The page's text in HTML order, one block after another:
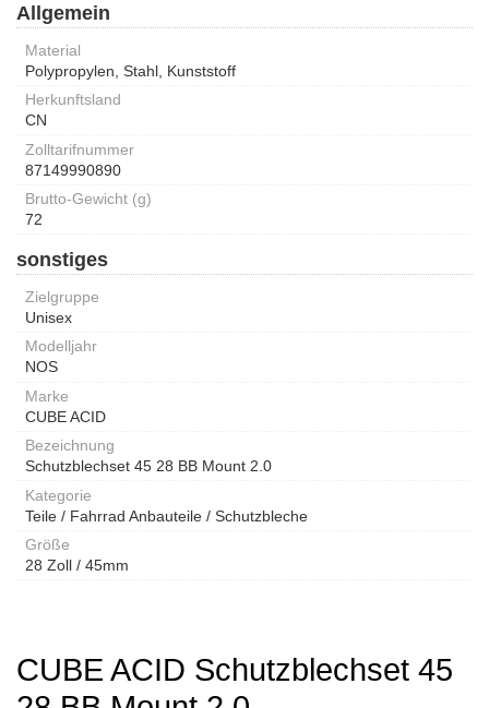
Allgemein
Material
Polypropylen, Stahl, Kunststoff
Herkunftsland
CN
Zolltarifnummer
87149990890
Brutto-Gewicht (g)
72
sonstiges
Zielgruppe
Unisex
Modelljahr
NOS
Marke
CUBE ACID
Bezeichnung
Schutzblechset 45 28 BB Mount 2.0
Kategorie
Teile / Fahrrad Anbauteile / Schutzbleche
Größe
28 Zoll / 45mm
CUBE ACID Schutzblechset 45